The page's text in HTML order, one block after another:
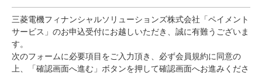
三菱電機フィナンシャルソリューションズ株式会社「ペイメント
サービス」のお申込受付にお越しいただき、誠に有難うございま
す。
次のフォームに必要項目をご入力頂き、必ず会員規約に同意の
上、「確認画面へ進む」ボタンを押して確認画面へお進みくださ